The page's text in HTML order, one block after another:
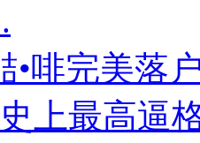
•啡完美落
上最高逼